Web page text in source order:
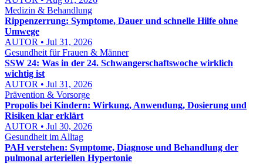
Medizin & Behandlung
Rippenzerrung: Symptome, Dauer und schnelle Hilfe ohne
Umwege
AUTOR • Jul 31, 2026
Gesundheit für Frauen & Männer
SSW 24: Was in der 24. Schwangerschaftswoche wirklich
wichtig ist
AUTOR • Jul 31, 2026
Prävention & Vorsorge
Propolis bei Kindern: Wirkung, Anwendung, Dosierung und
Risiken klar erklärt
AUTOR • Jul 30, 2026
Gesundheit im Alltag
PAH verstehen: Symptome, Diagnose und Behandlung der
pulmonal arteriellen Hypertonie